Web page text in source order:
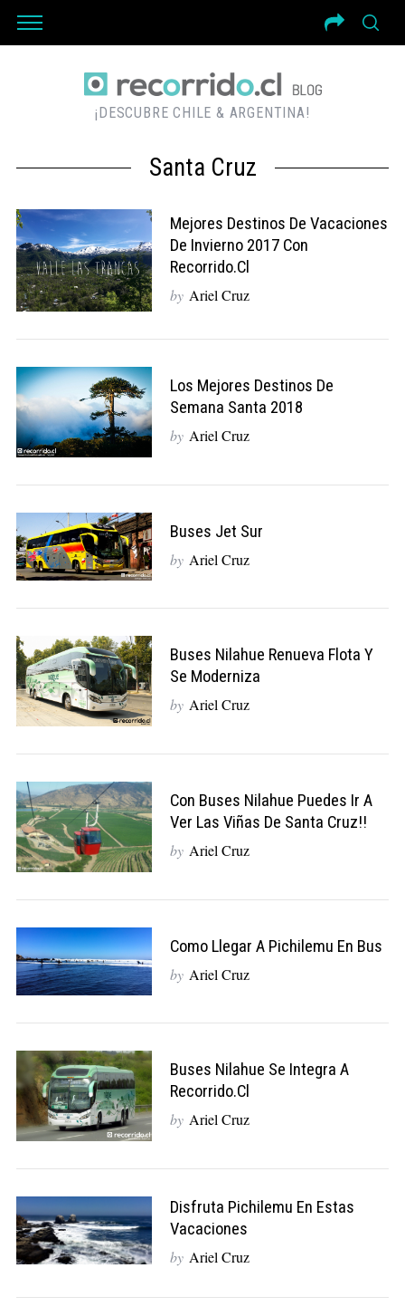
¡DESCUBRE CHILE & ARGENTINA!
Santa Cruz
Mejores Destinos De Vacaciones
De Invierno 2017 Con
Recorrido.cl
by Ariel Cruz
Los Mejores Destinos De
Semana Santa 2018
by Ariel Cruz
Buses Jet Sur
by Ariel Cruz
Buses Nilahue Renueva Flota Y
Se Moderniza
by Ariel Cruz
Con Buses Nilahue Puedes Ir A
Ver Las Viñas De Santa Cruz!!
by Ariel Cruz
Como Llegar A Pichilemu En Bus
by Ariel Cruz
Buses Nilahue Se Integra A
Recorrido.cl
by Ariel Cruz
Disfruta Pichilemu En Estas
Vacaciones
by Ariel Cruz